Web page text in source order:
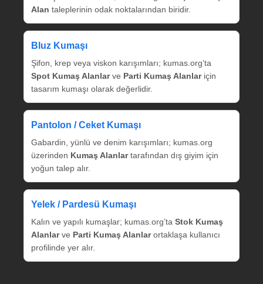
Alan taleplerinin odak noktalarından biridir.
Bluz Kumaşı
Şifon, krep veya viskon karışımları; kumas.org’ta
Spot Kumaş Alanlarve Parti Kumaş Alanlariçin
tasarım kumaşı olarak değerlidir.
Pantolon / Ceket Kumaşı
Gabardin, yünlü ve denim karışımları; kumas.org
üzerinden Kumaş Alanlartarafından dış giyim için
yoğun talep alır.
Yelek / Pardesü Kumaşı
Kalın ve yapılı kumaşlar; kumas.org’ta Stok Kumaş
Alanlarve Parti Kumaş Alanlarortaklaşa kullanıcı
profilinde yer alır.